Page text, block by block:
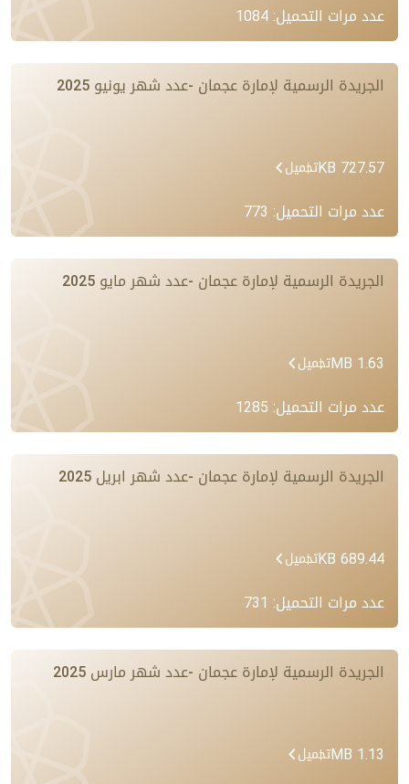
عدد مرات التحميل: 1084
الجريدة الرسمية لإمارة عجمان -عدد شهر يونيو 2025
727.57 KB تحميل
عدد مرات التحميل: 773
الجريدة الرسمية لإمارة عجمان -عدد شهر مايو 2025
1.63 MB تحميل
عدد مرات التحميل: 1285
الجريدة الرسمية لإمارة عجمان -عدد شهر ابريل 2025
689.44 KB تحميل
عدد مرات التحميل: 731
الجريدة الرسمية لإمارة عجمان -عدد شهر مارس 2025
1.13 MB تحميل